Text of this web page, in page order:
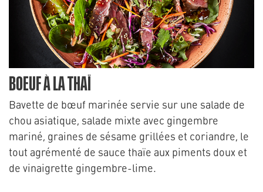
BOEUF À LA THAÏ
Bavette de bœuf marinée servie sur une salade de
chou asiatique, salade mixte avec gingembre
mariné, graines de sésame grillées et coriandre, le
tout agrémenté de sauce thaïe aux piments doux et
de vinaigrette gingembre-lime.